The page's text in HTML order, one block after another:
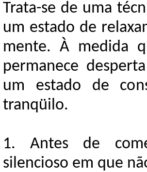
Trata-se de uma
um estado de
mente. À medida
permanece
um estado de
tranqüilo.
1. Antes de
silencioso em que